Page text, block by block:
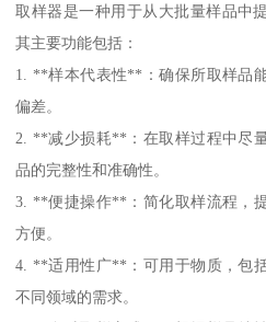
取样器是一种用于从大批量样品中
其主要功能包括：
1. **样本代表性**：确保所取样品
偏差。
2. **减少损耗**：在取样过程中尽
品的完整性和准确性。
3. **便捷操作**：简化取样流程，
方便。
4. **适用性广**：可用于物质，包
不同领域的需求。